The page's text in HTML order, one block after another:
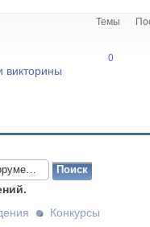
Темы
викторины
0
Конкурсы